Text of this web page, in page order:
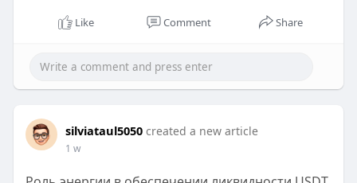
Like Comment Share
silviataul5050 created a new article
1 w